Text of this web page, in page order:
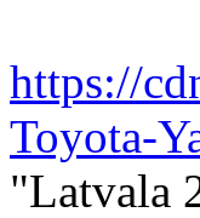
https://
Toyota-
"Latvala